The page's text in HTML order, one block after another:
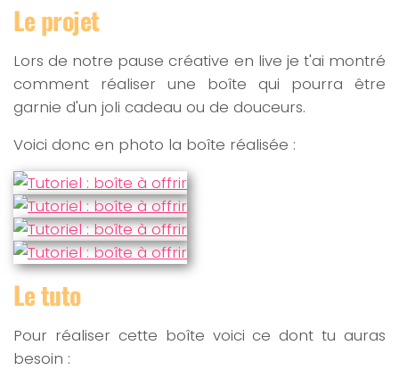
Le projet
Lors de notre pause créative en live je t'ai montré
comment réaliser une boîte qui pourra être
garnie d'un joli cadeau ou de douceurs.
Voici donc en photo la boîte réalisée :
Le tuto
Pour réaliser cette boîte voici ce dont tu auras
besoin :